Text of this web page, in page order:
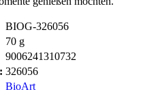
BIOG-326056
70 g
9006241310732
326056
BioArt